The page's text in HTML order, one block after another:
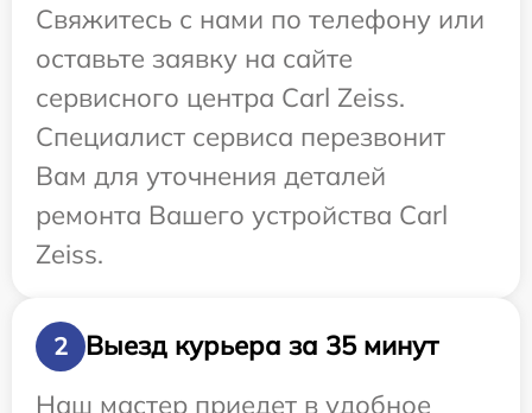
Свяжитесь с нами по телефону или
оставьте заявку на сайте
сервисного центра Carl Zeiss.
Специалист сервиса перезвонит
Вам для уточнения деталей
ремонта Вашего устройства Carl
Zeiss.
2
Выезд курьера за 35 минут
Наш мастер приедет в удобное